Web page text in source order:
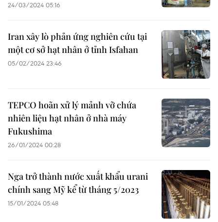
24/03/2024 05:16
Iran xây lò phản ứng nghiên cứu tại
một cơ sở hạt nhân ở tỉnh Isfahan
05/02/2024 23:46
TEPCO hoãn xử lý mảnh vỡ chứa
nhiên liệu hạt nhân ở nhà máy
Fukushima
26/01/2024 00:28
Nga trở thành nước xuất khẩu urani
chính sang Mỹ kể từ tháng 5/2023
15/01/2024 05:48